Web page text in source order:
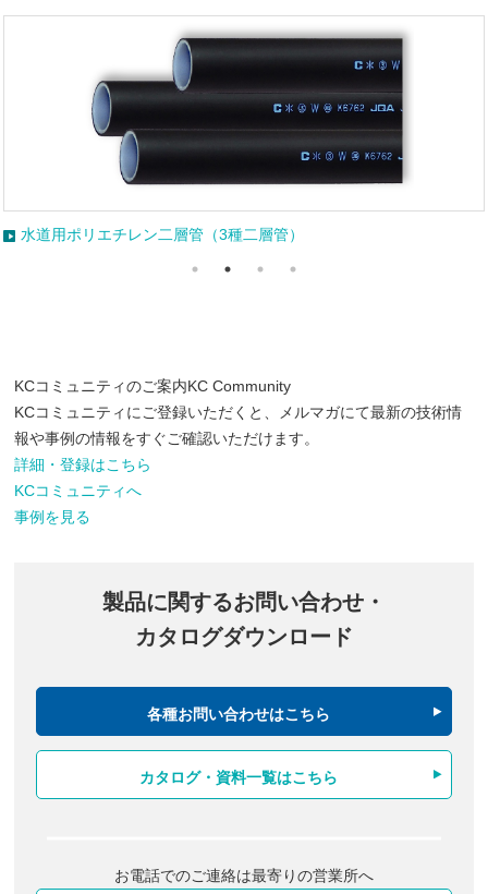
水道給水用高密度ポリエチレン管（1種二層管）
KCコミュニティのご案内KC Community
KCコミュニティにご登録いただくと、メルマガにて最新の技術情
報や事例の情報をすぐご確認いただけます。
詳細・登録はこちら
KCコミュニティへ
事例を見る
製品に関するお問い合わせ・
カタログダウンロード
各種お問い合わせはこちら
カタログ・資料一覧はこちら
お電話でのご連絡は最寄りの営業所へ